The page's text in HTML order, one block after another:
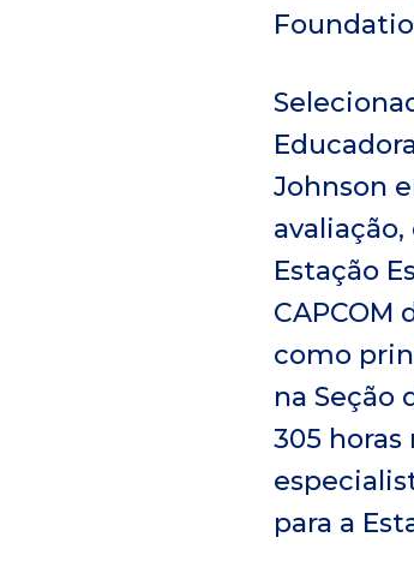
Johnson
Estação
como
na Seção
305
para a